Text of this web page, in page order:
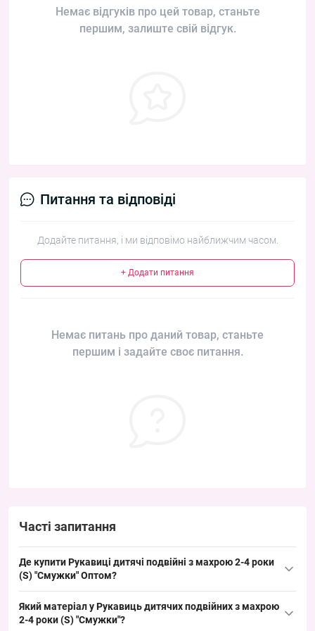
Немає відгуків про цей товар, станьте
першим, залиште свій відгук.
Питання та відповіді
Додайте питання, і ми відповімо найближчим часом.
+ Додати питання
Немає питань про даний товар, станьте
першим і задайте своє питання.
Часті запитання
Де купити Рукавиці дитячі подвійні з махрою 2-4 роки
(S) "Смужки" Оптом?
можна оптом з Одеса 7КМ; це ходовий дитячий розмір, що
Який матеріал у Рукавиць дитячих подвійних з махрою
2-4 роки (S) "Смужки"?